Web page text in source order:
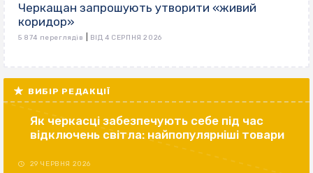
Черкащан запрошують утворити «живий
коридор»
5 874 переглядів ВІД 4 СЕРПНЯ 2026
ВИБІР РЕДАКЦІЇ
Як черкасці забезпечують себе під час
відключень світла: найпопулярніші товари
29 ЧЕРВНЯ 2026